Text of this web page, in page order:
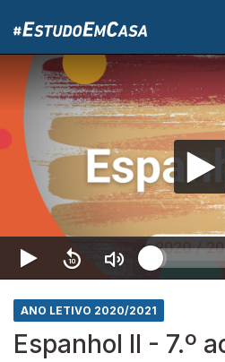
ANO LETIVO 2020/2021
Espanhol II - 7.º